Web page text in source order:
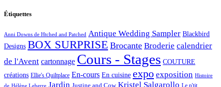
Étiquettes
Anni Downs de Htched and Patched Antique Wedding Sampler Blackbird
Designs BOX SURPRISE Brocante Broderie calendrier
de l'Avent cartonnage Cours - Stages COUTURE
créations Ellie's Quiltplace En-cours En cuisine expo exposition Histoire
Jardin Justine and Cow Kristel Salgarollo